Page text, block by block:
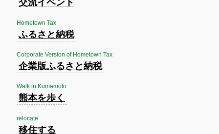
Hometown Tax
ふるさと納税
Corporate Version of Hometown Tax
企業版ふるさと納税
Walk in Kumamoto
熊本を歩く
relocate
移住する